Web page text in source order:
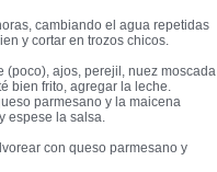
cambiando el agua repetidas
y cortar en trozos chicos.
(poco), ajos, perejil, nuez moscada
bien frito, agregar la leche.
parmesano y la maicena
espese la salsa.
con queso parmesano y